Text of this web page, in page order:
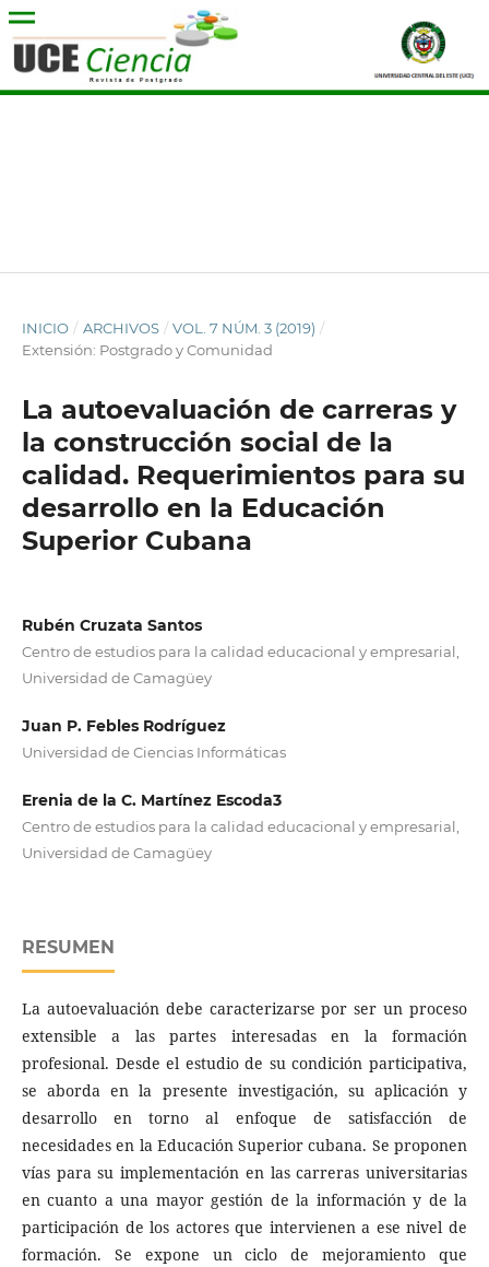
INICIO / ARCHIVOS / VOL. 7 NÚM. 3 (2019) /
Extensión: Postgrado y Comunidad
La autoevaluación de carreras y
la construcción social de la
calidad. Requerimientos para su
desarrollo en la Educación
Superior Cubana
Rubén Cruzata Santos
Centro de estudios para la calidad educacional y empresarial,
Universidad de Camagüey
Juan P. Febles Rodríguez
Universidad de Ciencias Informáticas
Erenia de la C. Martínez Escoda3
Centro de estudios para la calidad educacional y empresarial,
Universidad de Camagüey
RESUMEN
La autoevaluación debe caracterizarse por ser un proceso
extensible a las partes interesadas en la formación
profesional. Desde el estudio de su condición participativa,
se aborda en la presente investigación, su aplicación y
desarrollo en torno al enfoque de satisfacción de
necesidades en la Educación Superior cubana. Se proponen
vías para su implementación en las carreras universitarias
en cuanto a una mayor gestión de la información y de la
participación de los actores que intervienen a ese nivel de
formación. Se expone un ciclo de mejoramiento que